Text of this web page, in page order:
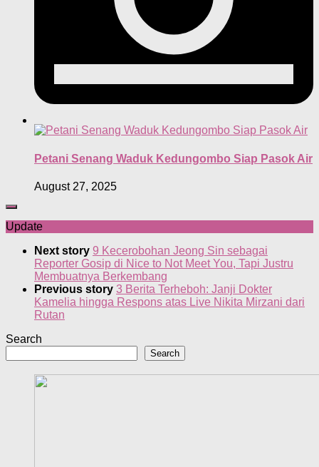
Petani Senang Waduk Kedungombo Siap Pasok Air
August 27, 2025
Update
Next story 9 Kecerobohan Jeong Sin sebagai
Reporter Gosip di Nice to Not Meet You, Tapi Justru
Membuatnya Berkembang
Previous story 3 Berita Terheboh: Janji Dokter
Kamelia hingga Respons atas Live Nikita Mirzani dari
Rutan
Search
Search